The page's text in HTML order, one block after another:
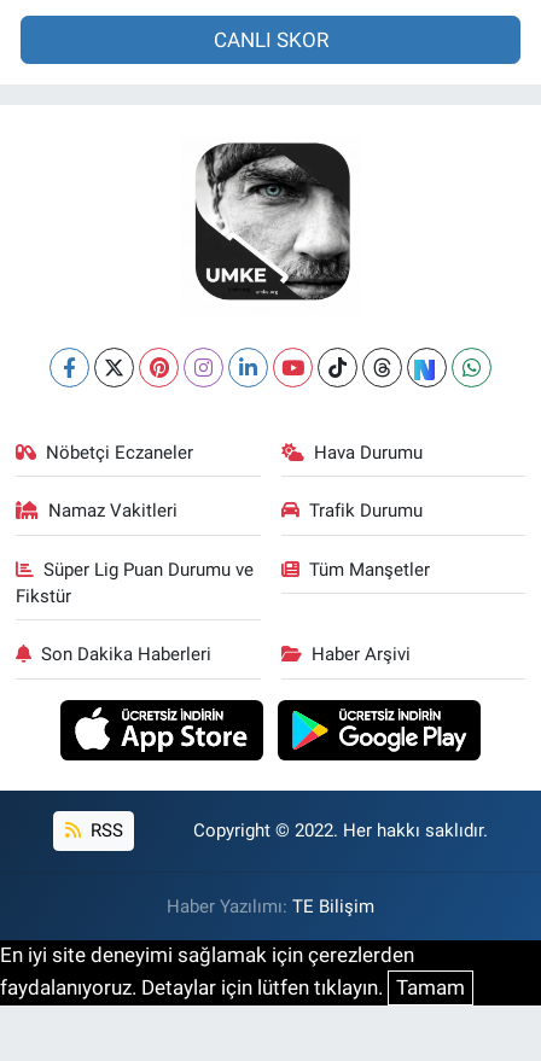
CANLI SKOR
Nöbetçi Eczaneler Hava Durumu
Namaz Vakitleri Trafik Durumu
Süper Lig Puan Durumu ve
Fikstür
Tüm Manşetler
Son Dakika Haberleri Haber Arşivi
RSS Copyright © 2022. Her hakkı saklıdır.
Haber Yazılımı: TE Bilişim
En iyi site deneyimi sağlamak için çerezlerden
faydalanıyoruz. Detaylar için lütfen tıklayın. Tamam